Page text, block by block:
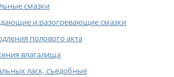
смазки
и разогревающие смазки
полового акта
влагалища
ласк, съедобные